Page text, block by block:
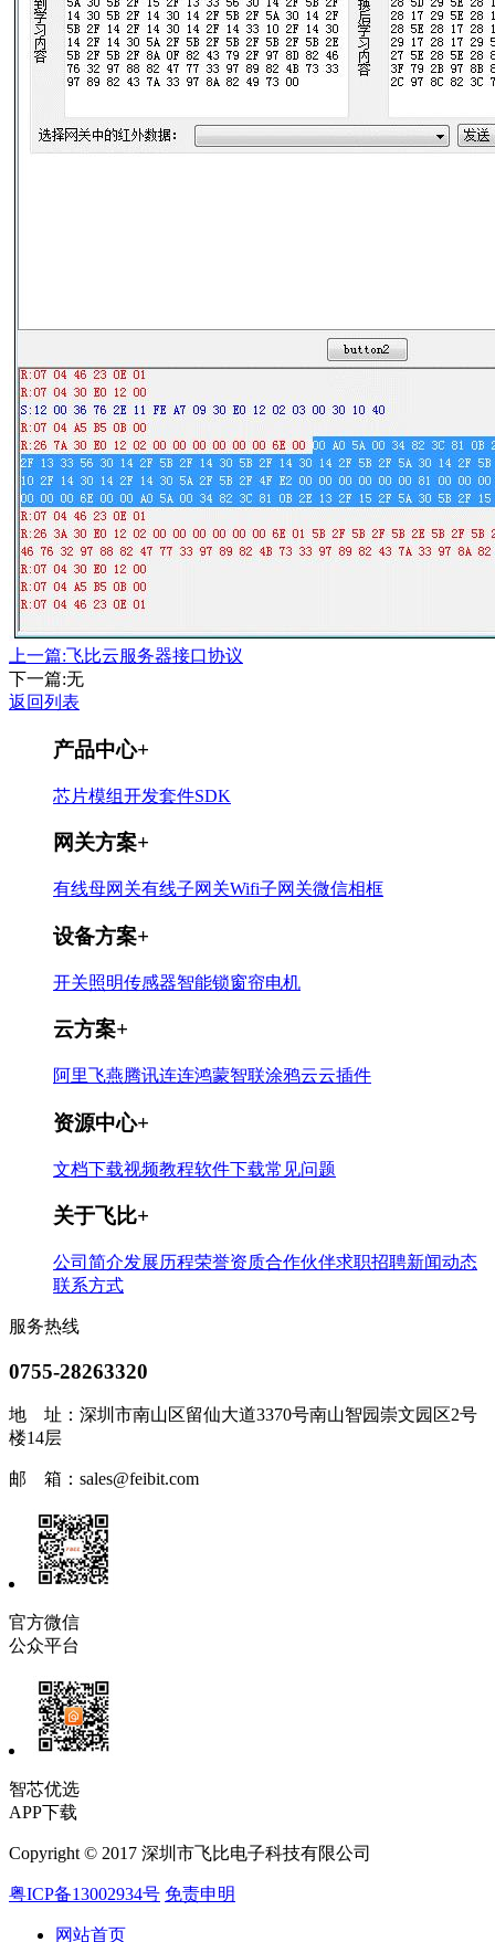
上一篇:飞比云服务器接口协议
下一篇:无
返回列表
产品中心+
芯片模组开发套件SDK
网关方案+
有线母网关有线子网关Wifi子网关微信相框
设备方案+
开关照明传感器智能锁窗帘电机
云方案+
阿里飞燕腾讯连连鸿蒙智联涂鸦云云插件
资源中心+
文档下载视频教程软件下载常见问题
关于飞比+
公司简介发展历程荣誉资质合作伙伴求职招聘新闻动态
联系方式
服务热线
0755-28263320
地 址： 深圳市南山区留仙大道3370号南山智园崇文园区2号
楼14层
邮 箱： sales@feibit.com
官方微信
公众平台
智芯优选
APP下载
Copyright © 2017 深圳市飞比电子科技有限公司
粤ICP备13002934号 免责申明
网站首页